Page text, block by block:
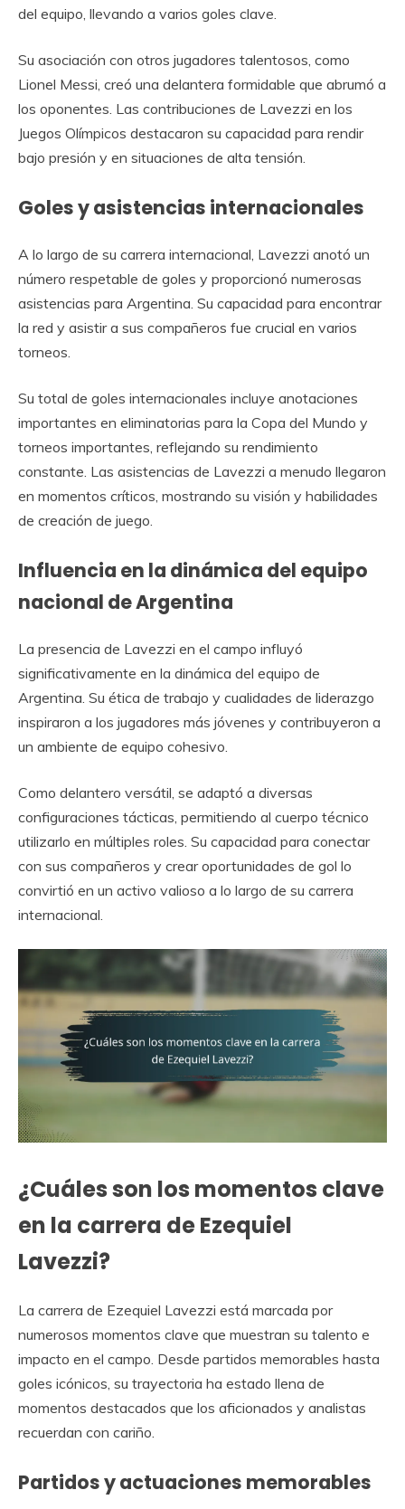
del equipo, llevando a varios goles clave.
Su asociación con otros jugadores talentosos, como
Lionel Messi, creó una delantera formidable que abrumó a
los oponentes. Las contribuciones de Lavezzi en los
Juegos Olímpicos destacaron su capacidad para rendir
bajo presión y en situaciones de alta tensión.
Goles y asistencias internacionales
A lo largo de su carrera internacional, Lavezzi anotó un
número respetable de goles y proporcionó numerosas
asistencias para Argentina. Su capacidad para encontrar
la red y asistir a sus compañeros fue crucial en varios
torneos.
Su total de goles internacionales incluye anotaciones
importantes en eliminatorias para la Copa del Mundo y
torneos importantes, reflejando su rendimiento
constante. Las asistencias de Lavezzi a menudo llegaron
en momentos críticos, mostrando su visión y habilidades
de creación de juego.
Influencia en la dinámica del equipo
nacional de Argentina
La presencia de Lavezzi en el campo influyó
significativamente en la dinámica del equipo de
Argentina. Su ética de trabajo y cualidades de liderazgo
inspiraron a los jugadores más jóvenes y contribuyeron a
un ambiente de equipo cohesivo.
Como delantero versátil, se adaptó a diversas
configuraciones tácticas, permitiendo al cuerpo técnico
utilizarlo en múltiples roles. Su capacidad para conectar
con sus compañeros y crear oportunidades de gol lo
convirtió en un activo valioso a lo largo de su carrera
internacional.
¿Cuáles son los momentos clave
en la carrera de Ezequiel
Lavezzi?
La carrera de Ezequiel Lavezzi está marcada por
numerosos momentos clave que muestran su talento e
impacto en el campo. Desde partidos memorables hasta
goles icónicos, su trayectoria ha estado llena de
momentos destacados que los aficionados y analistas
recuerdan con cariño.
Partidos y actuaciones memorables